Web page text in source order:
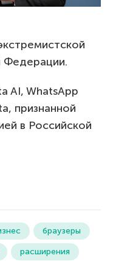
Федерации.
AI, WhatsApp
признанной
в Российской
браузеры
расширения